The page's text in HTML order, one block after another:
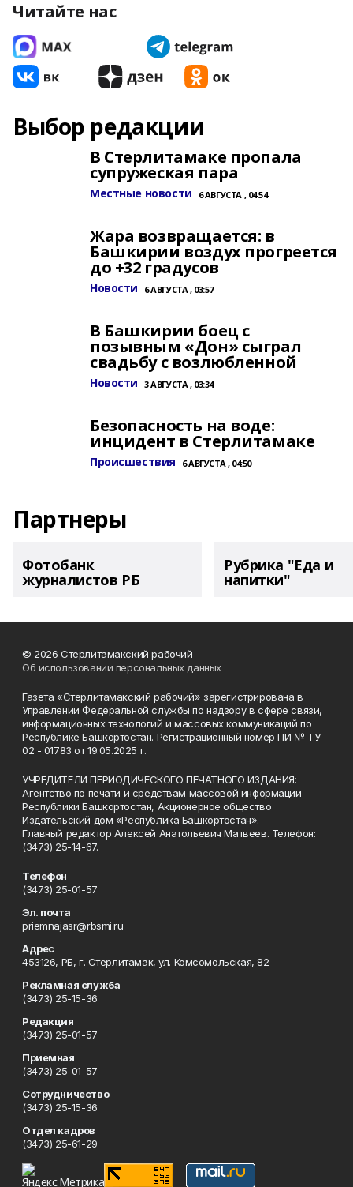
Читайте нас
Выбор редакции
В Стерлитамаке пропала
супружеская пара
Местные новости 6 АВГУСТА , 04:54
Жара возвращается: в
Башкирии воздух прогреется
до +32 градусов
Новости 6 АВГУСТА , 03:57
В Башкирии боец с
позывным «Дон» сыграл
свадьбу с возлюбленной
Новости 3 АВГУСТА , 03:34
Безопасность на воде:
инцидент в Стерлитамаке
Происшествия 6 АВГУСТА , 04:50
Партнеры
Фотобанк
журналистов РБ
Рубрика "Еда и
напитки"
© 2026 Стерлитамакский рабочий
Об использовании персональных данных
Газета «Стерлитамакский рабочий» зарегистрирована в
Управлении Федеральной службы по надзору в сфере связи,
информационных технологий и массовых коммуникаций по
Республике Башкортостан. Регистрационный номер ПИ № ТУ
02 - 01783 от 19.05.2025 г.
УЧРЕДИТЕЛИ ПЕРИОДИЧЕСКОГО ПЕЧАТНОГО ИЗДАНИЯ:
Агентство по печати и средствам массовой информации
Республики Башкортостан, Акционерное общество
Издательский дом «Республика Башкортостан».
Главный редактор Алексей Анатольевич Матвеев. Телефон:
(3473) 25-14-67.
Телефон
(3473) 25-01-57
Эл. почта
priemnajasr@rbsmi.ru
Адрес
453126, РБ, г. Стерлитамак, ул. Комсомольская, 82
Рекламная служба
(3473) 25-15-36
Редакция
(3473) 25-01-57
Приемная
(3473) 25-01-57
Сотрудничество
(3473) 25-15-36
Отдел кадров
(3473) 25-61-29